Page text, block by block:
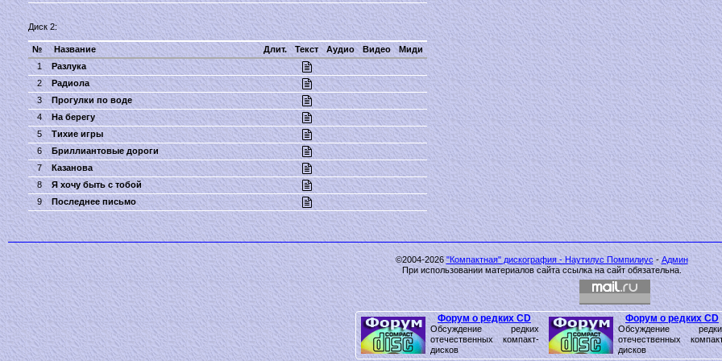
Диск 2:
№ Название Длит. Текст Аудио Видео
Миди
1
Разлука
2
Радиола
3
Прогулки по воде
4
На берегу
5
Тихие игры
6
Бриллиантовые дороги
7
Казанова
8
Я хочу быть с тобой
9
Последнее письмо
©2004-2026"Компактная" дискография - Наутилус Помпилиус- Админ
При использовании материалов сайта ссылка на сайт обязательна.
Форум о редких CD
Обсуждение редких
отечественных компакт-
дисков
Форум о редких CD
Обсуждение
отечественных
дисков